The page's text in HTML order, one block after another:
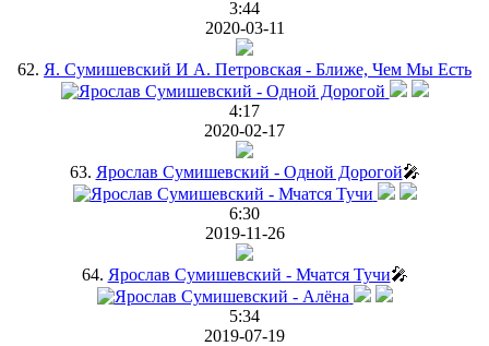
3:44
2020-03-11
62. Я. Сумишевский И А. Петровская - Ближе, Чем Мы Есть
4:17
2020-02-17
63. Ярослав Сумишевский - Одной Дорогой🎤
6:30
2019-11-26
64. Ярослав Сумишевский - Мчатся Тучи🎤
5:34
2019-07-19